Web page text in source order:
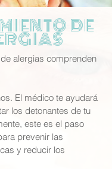
DE
alergias comprenden
El médico te ayudará
los detonantes de tu
este es el paso
prevenir las
y reducir los